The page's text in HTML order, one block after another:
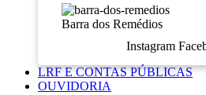
Barra dos Remédios
Instagram
LRF E CONTAS PÚBLICAS
OUVIDORIA